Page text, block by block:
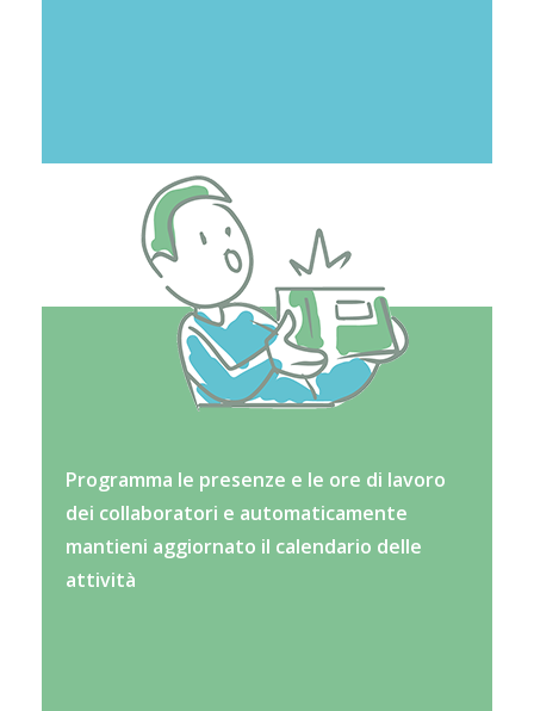
Programma le presenze e le ore di lavoro
dei collaboratori e automaticamente
mantieni aggiornato il calendario delle
attività